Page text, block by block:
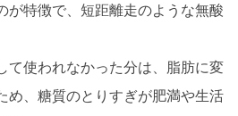
が特徴で、短距離走のような無酸
て使われなかった分は、脂肪に変
め、糖質のとりすぎが肥満や生活